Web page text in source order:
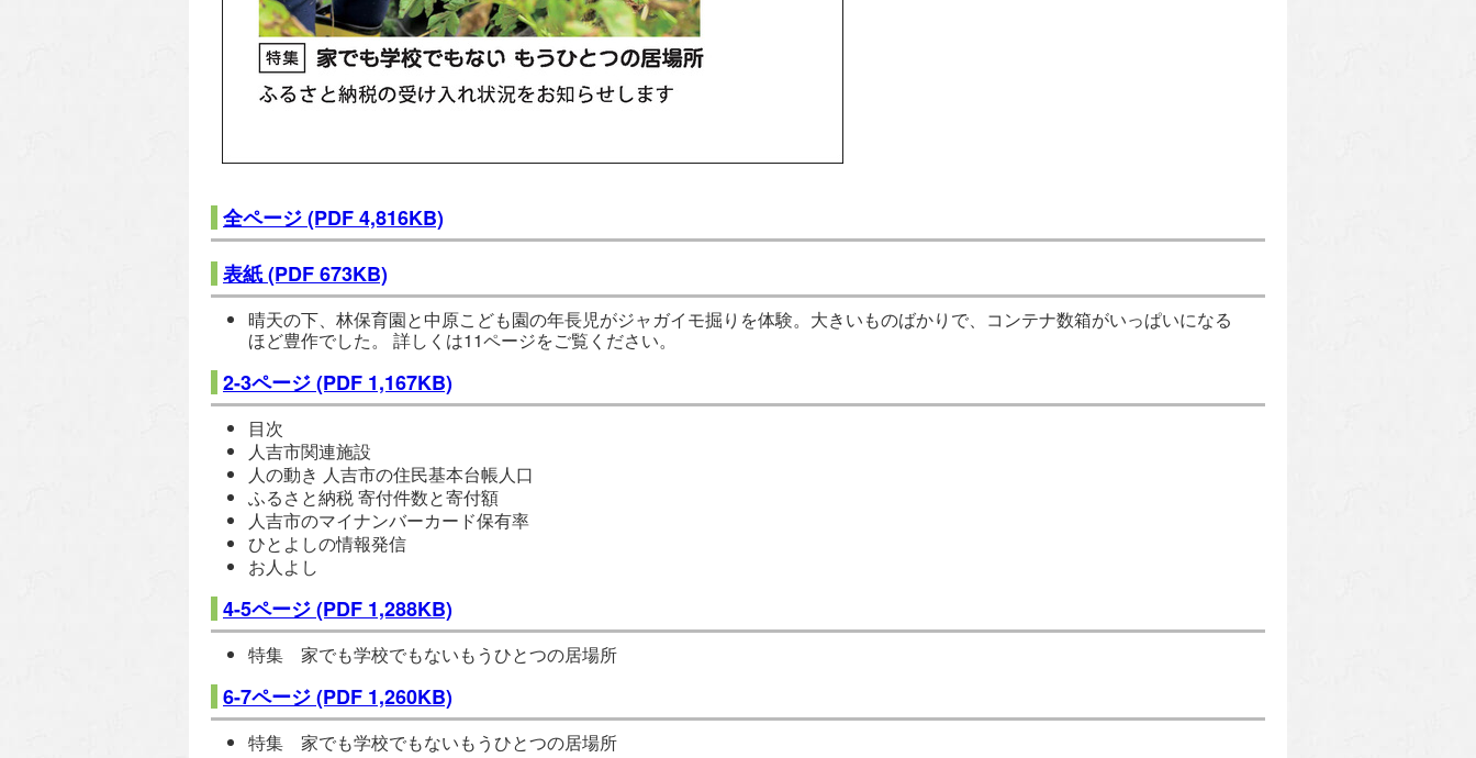
全ページ(PDF 4,816KB)
表紙(PDF 673KB)
晴天の下、林保育園と中原こども園の年長児がジャガイモ掘りを体験。大きいものばかりで、コンテナ数箱がいっぱいになる
ほど豊作でした。 詳しくは11ページをご覧ください。
2-3ページ(PDF 1,167KB)
目次
人吉市関連施設
人の動き 人吉市の住民基本台帳人口
ふるさと納税 寄付件数と寄付額
人吉市のマイナンバーカード保有率
ひとよしの情報発信
お人よし
4-5ページ(PDF 1,288KB)
特集 家でも学校でもないもうひとつの居場所
6-7ページ(PDF 1,260KB)
特集 家でも学校でもないもうひとつの居場所